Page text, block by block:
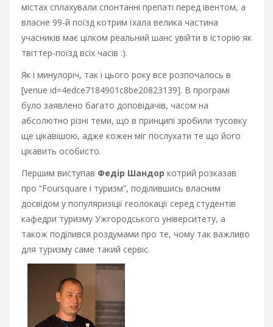
містах сплахували спонтанні препаті перед івентом, а
власне 99-й поїзд котрим їхала велика частина
учасників має цілком реальний шанс увійти в історію як
твіттер-поїзд всіх часів :).
Як і минулоріч, так і цього року все розпочалось в
[venue id=4edce7184901c8be20823139]. В програмі
було заявлено багато доповідачів, часом на
абсолютно різні теми, що в принципі зробили тусовку
ще цікавішою, адже кожен міг послухати те що його
цікавить особисто.
Першим виступав Федір Шандор котрий розказав
про “Foursquare i туризм”, поділившись власним
досвідом у популяризіції геолокації серед студентів
кафедри туризму Ужгородського університету, а
також поділився роздумами про те, чому так важливо
для туризму саме такий сервіс.